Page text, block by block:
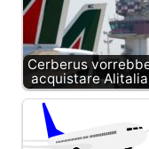
Cerberus
acquistare Alitalia